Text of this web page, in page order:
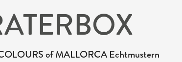
of MALLORCA Echtmustern